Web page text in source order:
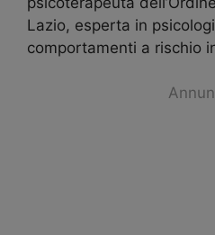
Lazio, esperta in
comportamenti a rischio